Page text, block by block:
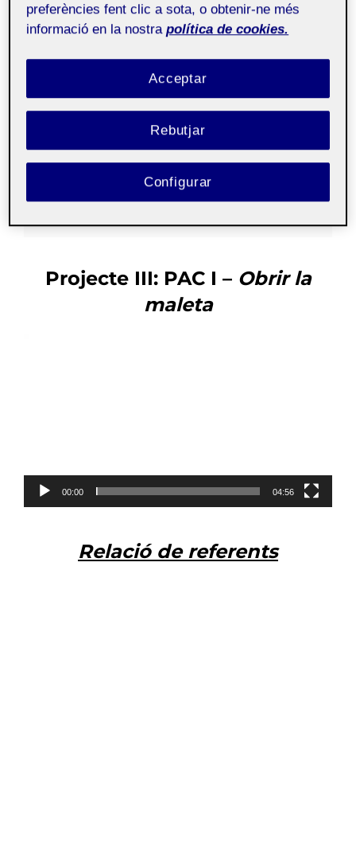
PAC I – Obrir la maleta
byJordi Llort Figuerola Projectes III,Referents
9
octubre, 2025
No Comments
20.216 - Projecte III -
Projecte III: PAC I –Obrir la
maleta
00:00 04:56
Relació de referents
preferències fent clic a sota, o obtenir-ne més
informació en la nostra política de cookies.
Rebutjar
Acceptar
Configurar